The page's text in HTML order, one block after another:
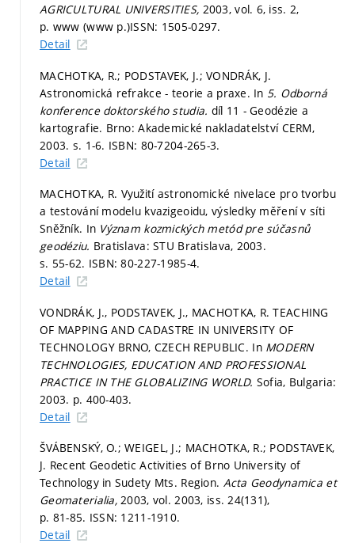
AGRICULTURAL UNIVERSITIES, 2003, vol. 6, iss. 2,
p. www (www p.)ISSN: 1505-0297.
Detail
MACHOTKA, R.; PODSTAVEK, J.; VONDRÁK, J.
Astronomická refrakce - teorie a praxe. In 5. Odborná
konference doktorského studia. díl 11 - Geodézie a
kartografie. Brno: Akademické nakladatelství CERM,
2003. s. 1-6. ISBN: 80-7204-265-3.
Detail
MACHOTKA, R. Využití astronomické nivelace pro tvorbu
a testování modelu kvazigeoidu, výsledky měření v síti
Sněžník. In Význam kozmických metód pre súčasnů
geodéziu. Bratislava: STU Bratislava, 2003.
s. 55-62. ISBN: 80-227-1985-4.
Detail
VONDRÁK, J., PODSTAVEK, J., MACHOTKA, R. TEACHING
OF MAPPING AND CADASTRE IN UNIVERSITY OF
TECHNOLOGY BRNO, CZECH REPUBLIC. In MODERN
TECHNOLOGIES, EDUCATION AND PROFESSIONAL
PRACTICE IN THE GLOBALIZING WORLD. Sofia, Bulgaria:
2003. p. 400-403.
Detail
ŠVÁBENSKÝ, O.; WEIGEL, J.; MACHOTKA, R.; PODSTAVEK,
J. Recent Geodetic Activities of Brno University of
Technology in Sudety Mts. Region. Acta Geodynamica et
Geomaterialia,2003, vol. 2003, iss. 24(131),
p. 81-85. ISSN: 1211-1910.
Detail